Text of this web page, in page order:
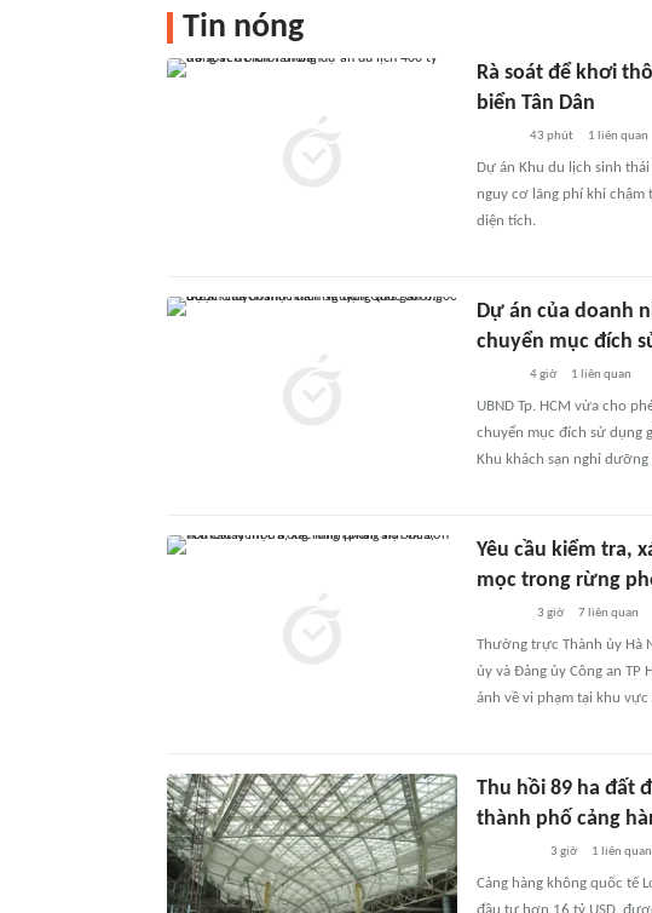
Tin nóng
Rà soát để khơi
biển Tân Dân
43 phút 1 liên quan
Dự án Khu du lịch sinh
nguy cơ lãng phí khi chậm
diện tích.
Dự án của doanh
chuyển mục đích
4 giờ 1 liên quan
UBND Tp. HCM vừa cho
chuyển mục đích sử dụng
Khu khách sạn nghỉ
Yêu cầu kiểm tra,
mọc trong rừng
3 giờ 7liên quan
Thường trực Thành ủy Hà
ủy và Đảng ủy Công an TP
ánh về vi phạm tại khu
Thu hồi 89 ha đất
thành phố cảng
3 giờ 1 liên quan
Cảng hàng không quốc tế